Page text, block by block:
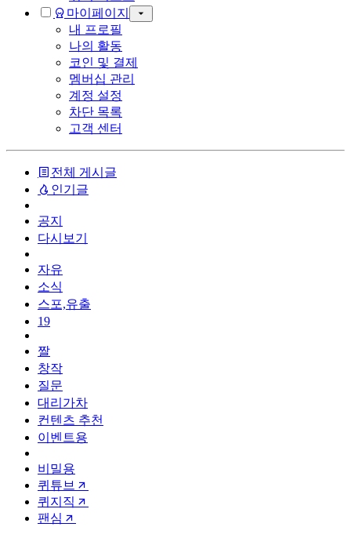
마이페이지
내 프로필
나의 활동
코인 및 결제
멤버십 관리
계정 설정
차단 목록
고객 센터
전체 게시글
인기글
공지
다시보기
자유
소식
스포,유출
19
짤
창작
질문
대리가차
컨텐츠 추천
이벤트용
비밀용
퀴튜브
퀴지직
팬심